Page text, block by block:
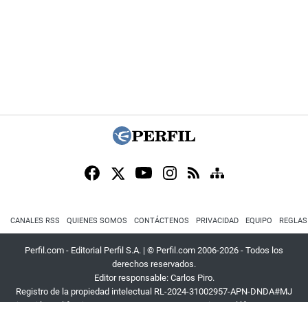
CANALES RSS QUIENES SOMOS CONTÁCTENOS PRIVACIDAD EQUIPO
Perfil.com - Editorial Perfil S.A. | © Perfil.com 2006-2026 - Todos los
derechos reservados.
Editor responsable: Carlos Piro.
Registro de la propiedad intelectual RL-2024-31002957-APN-DNDA#MJ
Dirección:California 2715,C1289ABI,CABA, Argentina| Teléfono:+54 9 11